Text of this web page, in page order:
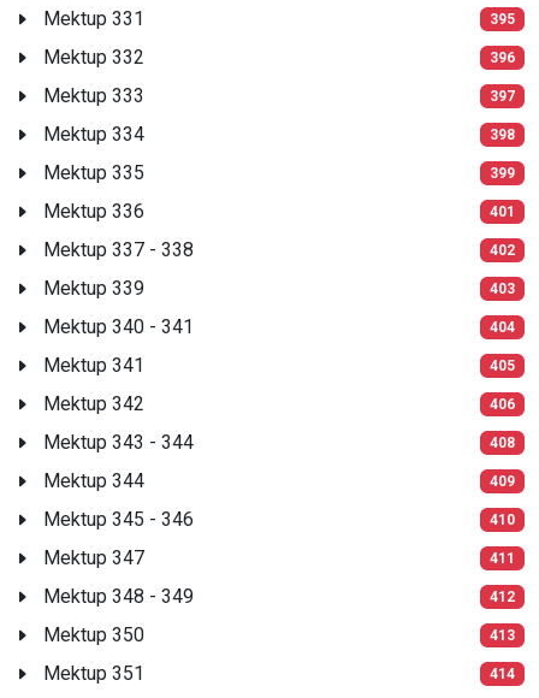
Mektup 331 395
Mektup 332 396
Mektup 333 397
Mektup 334 398
Mektup 335 399
Mektup 336 401
Mektup 337 - 338 402
Mektup 339 403
Mektup 340 - 341 404
Mektup 341 405
Mektup 342 406
Mektup 343 - 344 408
Mektup 344 409
Mektup 345 - 346 410
Mektup 347 411
Mektup 348 - 349 412
Mektup 350 413
Mektup 351 414